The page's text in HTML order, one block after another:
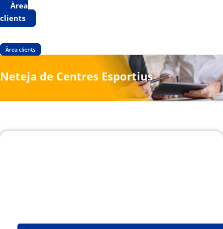
Àrea
clients
Àrea clients
Neteja de Centres Esportius